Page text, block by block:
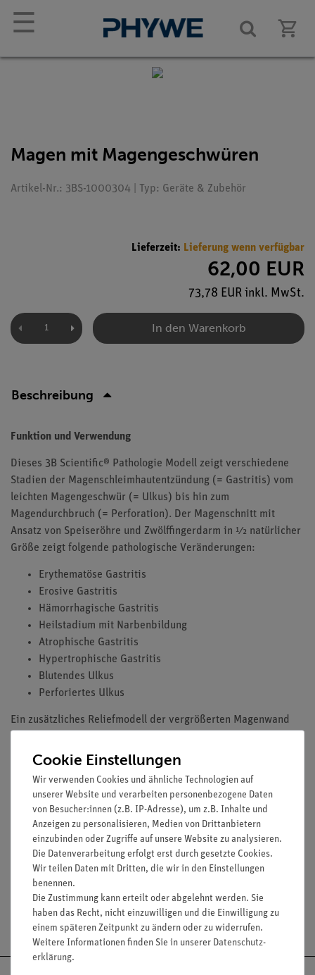
☰
Magen mit Magengeschwüren
Artikel-Nr.: 3BS-1000304 | Typ: Geräte & Zubehör
Lieferzeit: Lieferung wenn verfügbar
62,00 EUR
73,78 EUR inkl. MwSt.
In den Warenkorb
Beschreibung
Funktion und Verwendung
Dieses 3B Scientific® Pathologie Modell zeigt verschiedene
Stadien der Magenschleimhautentzündung (= Gastritis) vom
leichten Magengeschwür (= Ulkus) bis hin zum
Magendurchbruch (= Perforation). Der Magenschnitt mit
Ansatz von Speiseröhre und Zwölffingerdarm in ½ natürlicher
Größe zeigt folgende pathologische Veränderungen:
Erythematöse Gastritis
Erosive Gastritis
Hämorrhagische Gastritis
Heilstadium mit Narbenbildung
Atrophische Gastritis
Hypertrophische Gastritis
Blutendes Ulkus
Perforiertes Ulkus
Ein zusätzliches Reliefmodell der vergrößerten Magenwand
Gesunde Schleimhaut
Akute Gastritis im Antrumbereich
Erosive Gastritis mit Schleimhautdefekten
Blutendes Ulkus (zerstörte Muskularis mucosae)
Perforiertes Ulkus (alle Magenschichten zerstört)
Auf Sockel.
Versandkostenfrei ab 300,- €
Cookie Einstellungen
Wir verwenden Cookies und ähnliche Technologien auf
unserer Website und verarbeiten personenbezogene Daten
von Besucher:innen (z.B. IP-Adresse), um z.B. Inhalte und
Anzeigen zu personalisieren, Medien von Drittanbietern
einzubinden oder Zugriffe auf unsere Website zu analysieren.
Die Datenverarbeitung erfolgt erst durch gesetzte Cookies.
Wir teilen Daten mit Dritten, die wir in den Einstellungen
benennen.
Die Zustimmung kann erteilt oder abgelehnt werden. Sie
haben das Recht, nicht einzuwilligen und die Einwilligung zu
einem späteren Zeitpunkt zu ändern oder zu widerrufen.
Weitere Informationen finden Sie in unserer Daten­schutz­
erklärung.